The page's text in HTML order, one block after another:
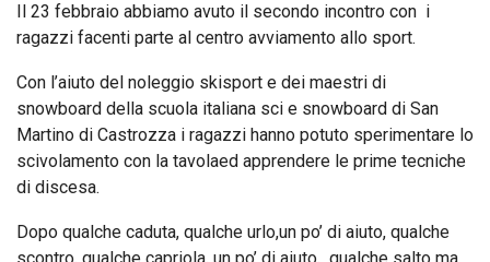
Il 23 febbraio abbiamo avuto il secondo incontro con i
ragazzi facenti parte al centro avviamento allo sport.
Con l’aiuto del noleggio skisport e dei maestri di
snowboard della scuola italiana sci e snowboard di San
Martino di Castrozza i ragazzi hanno potuto sperimentare lo
scivolamento con la tavolaed apprendere le prime tecniche
di discesa.
Dopo qualche caduta, qualche urlo,un po’ di aiuto, qualche